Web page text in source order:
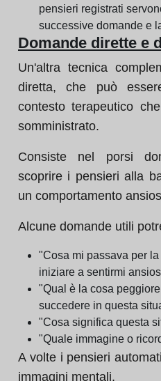
pensieri registrati
successive domande e
Domande dirette e
Un'altra tecnica
diretta, che può
contesto terapeutico
somministrato.
Consiste nel porsi
scoprire i pensieri alla
un comportamento
Alcune domande utili
"Cosa mi passava per
iniziare a sentirmi
"Qual è la cosa
succedere in questa
"Cosa significa questa
"Quale immagine o
A volte i pensieri
immagini mentali.